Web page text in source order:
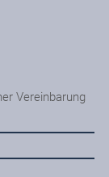
Vereinbarung